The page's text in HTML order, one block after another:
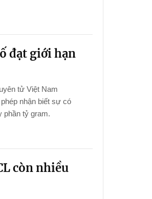
đạt giới hạn
tử Việt Nam
nhận biết sự có
phần tỷ gram.
còn nhiều